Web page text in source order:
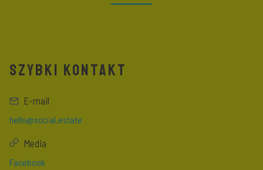
SZYBKI KONTAKT
E-mail
hello@social.estate
Media
Facebook